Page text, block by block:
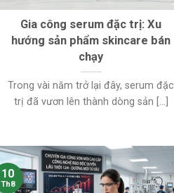
Gia công serum đặc trị: Xu
hướng sản phẩm skincare bán
chạy
Trong vài năm trở lại đây, serum đặc
trị đã vươn lên thành dòng sản [...]
10
Th8